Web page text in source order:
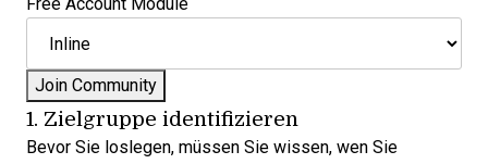
Free Account Module
1. Zielgruppe identifizieren
Bevor Sie loslegen, müssen Sie wissen, wen Sie